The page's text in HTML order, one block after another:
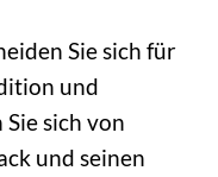
Sie sich für
und
sich von
und seinen